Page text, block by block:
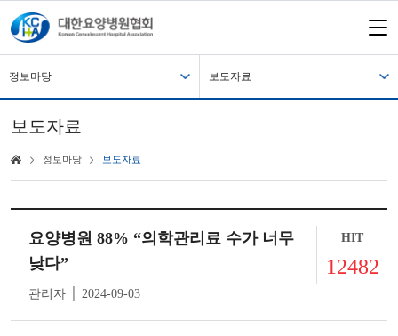
정보마당 보도자료
보도자료
정보마당 보도자료
요양병원 88% “의학관리료 수가 너무
낮다”
관리자 │ 2024-09-03
HIT
12482